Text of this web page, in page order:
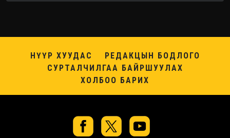
НҮҮР ХУУДАС
РЕДАКЦЫН БОДЛОГО
СУРТАЛЧИЛГАА БАЙРШУУЛАХ
ХОЛБОО БАРИХ